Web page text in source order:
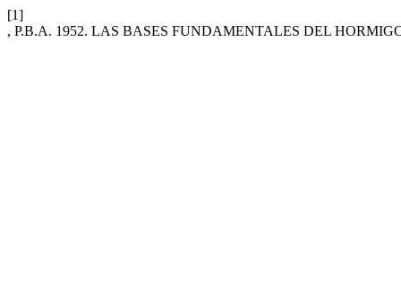
[1]
, P.B.A. 1952. LAS BASES FUNDAMENTALES DEL